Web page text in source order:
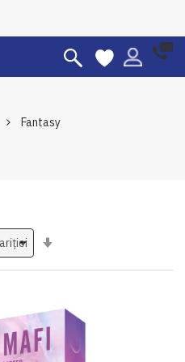
Fantasy